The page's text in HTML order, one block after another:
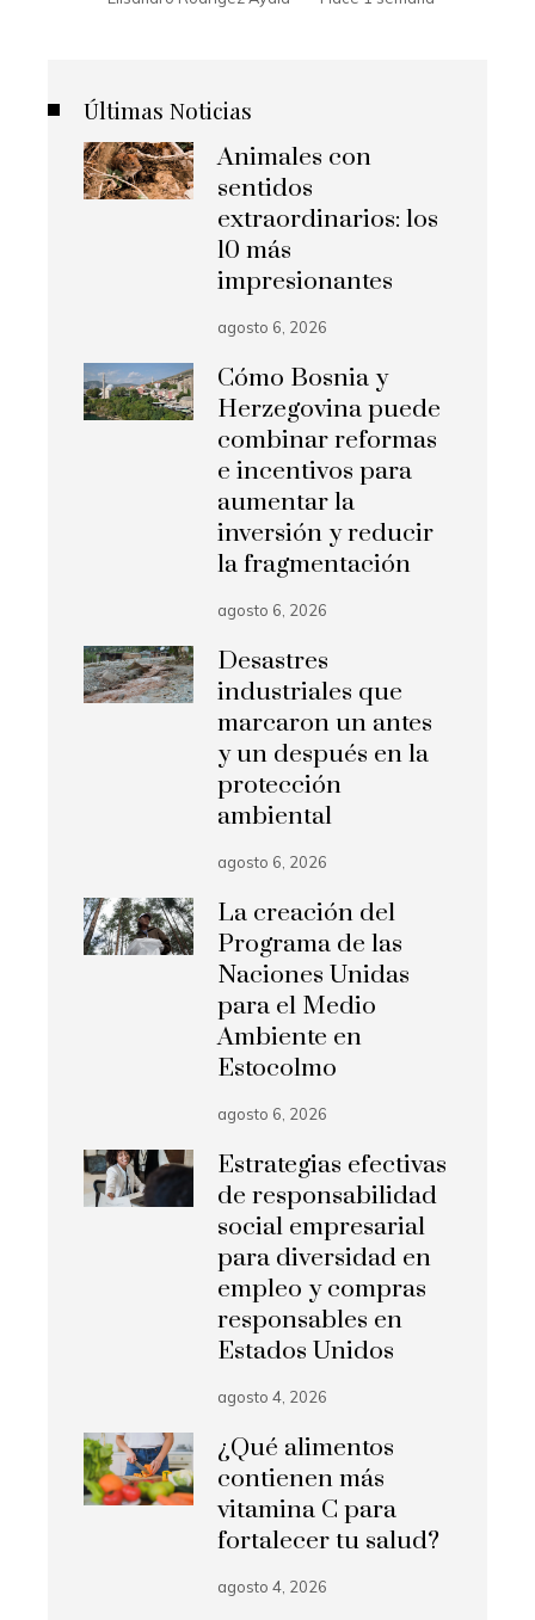
Últimas Noticias
Animales con
sentidos
extraordinarios: los
10 más
impresionantes
agosto 6, 2026
Cómo Bosnia y
Herzegovina puede
combinar reformas
e incentivos para
aumentar la
inversión y reducir
la fragmentación
agosto 6, 2026
Desastres
industriales que
marcaron un antes
y un después en la
protección
ambiental
agosto 6, 2026
La creación del
Programa de las
Naciones Unidas
para el Medio
Ambiente en
Estocolmo
agosto 6, 2026
Estrategias efectivas
de responsabilidad
social empresarial
para diversidad en
empleo y compras
responsables en
Estados Unidos
agosto 4, 2026
¿Qué alimentos
contienen más
vitamina C para
fortalecer tu salud?
agosto 4, 2026